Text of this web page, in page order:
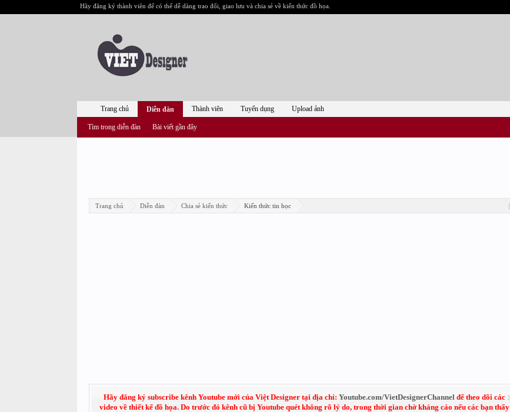
Hãy đăng ký thành viên để có thể dễ dàng trao đổi, giao lưu và chia sẻ về kiến thức đồ họa.
Trang chủ Diễn đàn Chia sẻ kiến thức Kiến thức tin học
Hãy đăng ký subscribe kênh Youtube mới của Việt Designer tại địa chỉ: Youtube.com/VietDesignerChannelđể theo dõi các
video về thiết kế đồ họa. Do trước đó kênh cũ bị Youtube quét không rõ lý do, trong thời gian chờ kháng cáo nếu các bạn thấy
Trang chủ Diễn đàn
Tìm trong diễn đàn Bài viết gần đây
Thành viên Tuyển dụng Upload ảnh